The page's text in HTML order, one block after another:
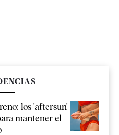
los 'aftersun'
mantener el